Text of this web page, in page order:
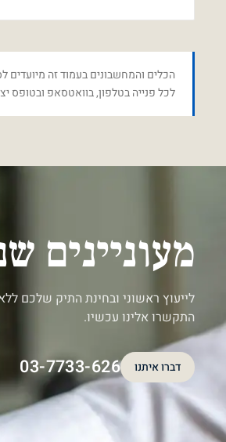
הכלים והמחשבונים בעמוד זה מיועדים
לכל פנייה בטלפון, בוואטסאפ ובטופס
מעוניינים
לייעוץ ראשוני ובחינת התיק שלכם
התקשרו אלינו עכשיו.
דברו איתנו
דברו איתנו
03-7733-626